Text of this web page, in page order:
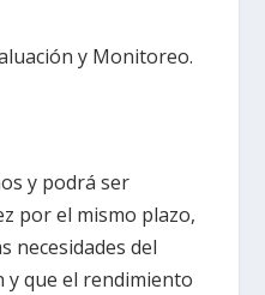
y Monitoreo.
y podrá ser
por el mismo plazo,
necesidades del
y que el rendimiento